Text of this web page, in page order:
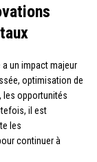
a un impact majeur
optimisation de
les opportunités
il est
les
continuer à